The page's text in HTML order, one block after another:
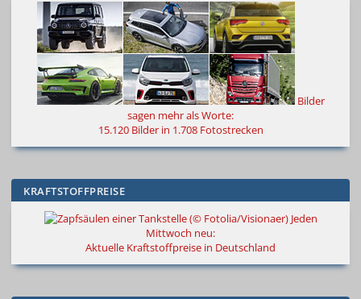
Bilder
sagen mehr als Worte:
15.120 Bilder in 1.708 Fotostrecken
KRAFTSTOFFPREISE
Jeden
Mittwoch neu:
Aktuelle Kraftstoffpreise in Deutschland